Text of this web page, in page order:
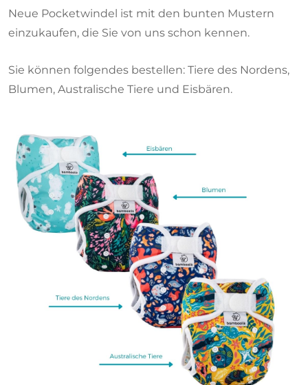
Neue Pocketwindel ist mit den bunten Mustern
einzukaufen, die Sie von uns schon kennen.
Sie können folgendes bestellen: Tiere des Nordens,
Blumen, Australische Tiere und Eisbären.